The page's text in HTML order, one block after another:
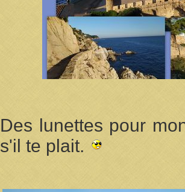
Des lunettes pour
s'il te plait.